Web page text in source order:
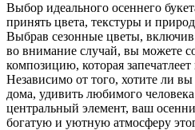
Выбор идеального осеннего
принять цвета, текстуры и
Выбрав сезонные цветы,
во внимание случай, вы можете
композицию, которая
Независимо от того, хотите ли
дома, удивить любимого
центральный элемент, ваш
богатую и уютную атмосферу